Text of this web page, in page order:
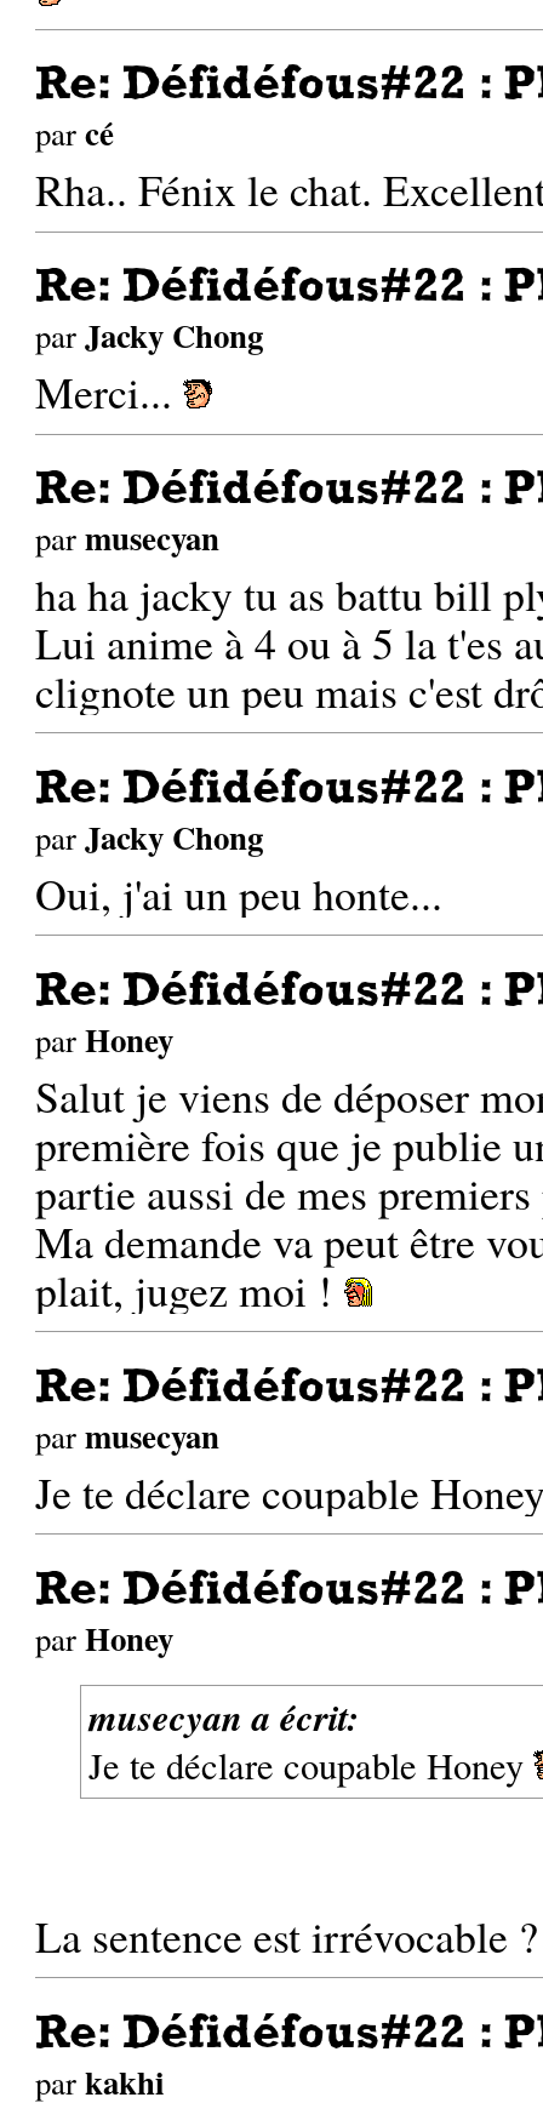
Re: Défidéfous#22 :
parcé
Rha.. Fénix le chat.
Re: Défidéfous#22 :
parJacky Chong
Merci...
Re: Défidéfous#22 :
parmusecyan
ha ha jacky tu as battu bill
Lui anime à 4 ou à 5 la t'es
clignote un peu mais c'est
Re: Défidéfous#22 :
parJacky Chong
Oui, j'ai un peu honte...
Re: Défidéfous#22 :
parHoney
Salut je viens de déposer
première fois que je publie
partie aussi de mes
Ma demande va peut être
plait, jugez moi !
Re: Défidéfous#22 :
parmusecyan
Je te déclare coupable
Re: Défidéfous#22 :
parHoney
musecyan a écrit:
Je te déclare coupable Honey
La sentence est irrévocable
Re: Défidéfous#22 :
parkakhi